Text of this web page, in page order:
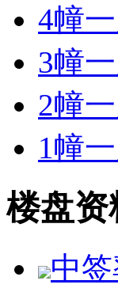
4幢
3幢
2幢
1幢
楼盘资
中